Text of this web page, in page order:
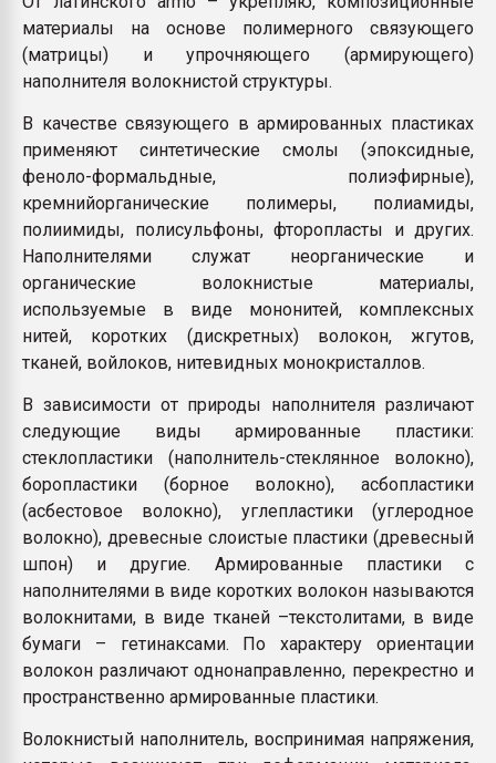
бутылок
материалы на основе полимерного связующего
(матрицы) и упрочняющего (армирующего)
наполнителя волокнистой структуры.
В качестве связующего в армированных пластиках
применяют синтетические смолы (эпоксидные,
феноло-формальдные, полиэфирные),
кремнийорганические полимеры, полиамиды,
полиимиды, полисульфоны, фторопласты и других.
Наполнителями служат неорганические и
органические волокнистые материалы,
используемые в виде мононитей, комплексных
нитей, коротких (дискретных) волокон, жгутов,
тканей, войлоков, нитевидных монокристаллов.
В зависимости от природы наполнителя различают
следующие виды армированные пластики:
стеклопластики (наполнитель-стеклянное волокно),
боропластики (борное волокно), асбопластики
(асбестовое волокно), углепластики (углеродное
волокно), древесные слоистые пластики (древесный
шпон) и другие. Армированные пластики с
наполнителями в виде коротких волокон называются
волокнитами, в виде тканей –текстолитами, в виде
бумаги – гетинаксами. По характеру ориентации
волокон различают однонаправленно, перекрестно и
пространственно армированные пластики.
Волокнистый наполнитель, воспринимая напряжения,